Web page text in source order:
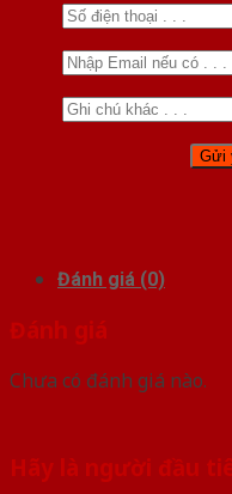
Đánh giá (0)
Đánh giá
Chưa có đánh giá nào.
Hãy là người đầu